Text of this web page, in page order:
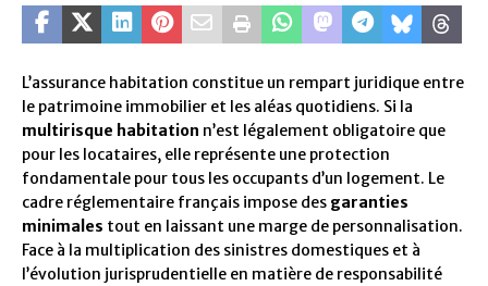
L’assurance habitation constitue un rempart juridique entre
le patrimoine immobilier et les aléas quotidiens. Si la
multirisque habitation n’est légalement obligatoire que
pour les locataires, elle représente une protection
fondamentale pour tous les occupants d’un logement. Le
cadre réglementaire français impose des garanties
minimales tout en laissant une marge de personnalisation.
Face à la multiplication des sinistres domestiques et à
l’évolution jurisprudentielle en matière de responsabilité